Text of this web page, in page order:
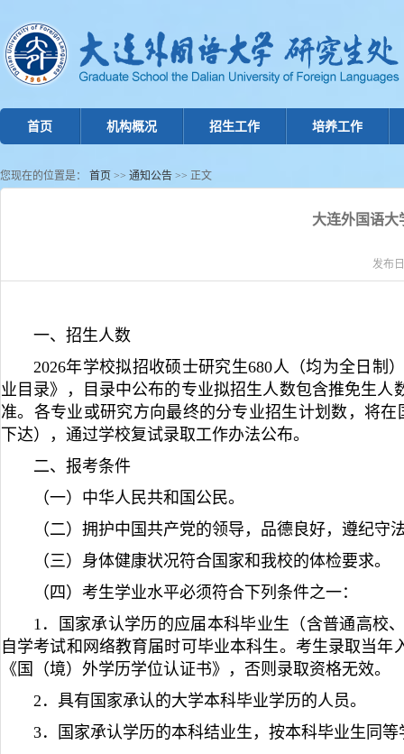
首页 机构概况 招生工作 培养工作
您现在的位置是： 首页 >> 通知公告 >> 正文
大连外国语大
发布
一、招生人数
2026年学校拟招收硕士研究生680人（均为全日制
业目录》，目录中公布的专业拟招生人数包含推免生
准。各专业或研究方向最终的分专业招生计划数，将
下达），通过学校复试录取工作办法公布。
二、报考条件
（一）中华人民共和国公民。
（二）拥护中国共产党的领导，品德良好，遵纪守
（三）身体健康状况符合国家和我校的体检要求。
（四）考生学业水平必须符合下列条件之一：
1．国家承认学历的应届本科毕业生（含普通高校
自学考试和网络教育届时可毕业本科生。考生录取当
《国（境）外学历学位认证书》，否则录取资格无效。
2．具有国家承认的大学本科毕业学历的人员。
3．国家承认学历的本科结业生，按本科毕业生同